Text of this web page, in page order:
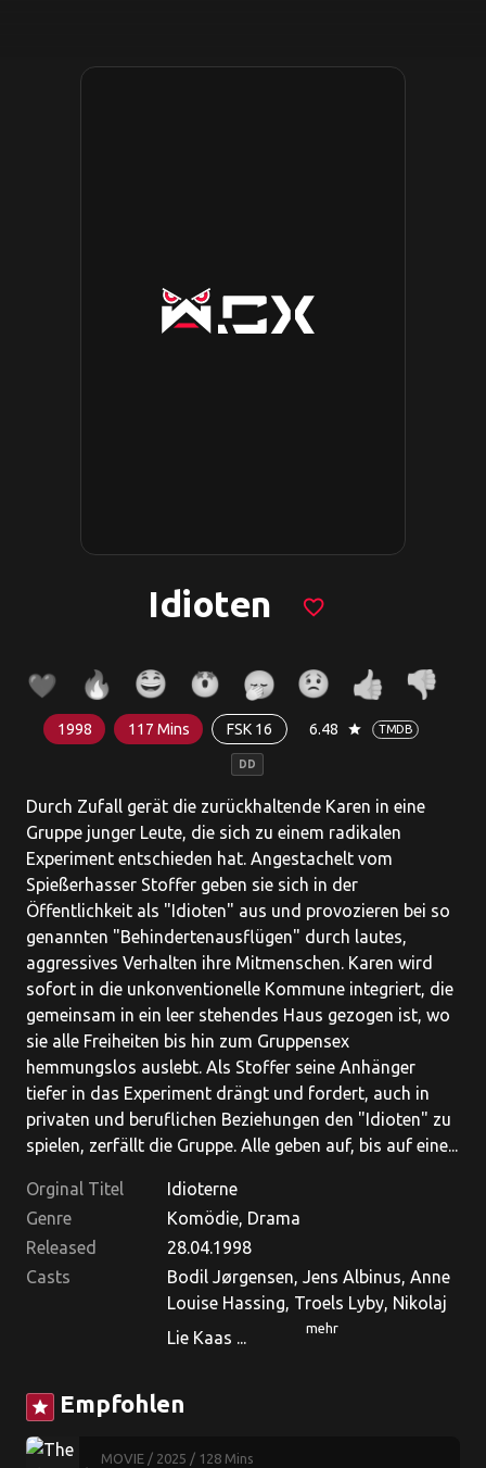
Idioten favorite_border
1998 117 Mins FSK 16 6.48 star TMDB
DD
Durch Zufall gerät die zurückhaltende Karen in eine
Gruppe junger Leute, die sich zu einem radikalen
Experiment entschieden hat. Angestachelt vom
Spießerhasser Stoffer geben sie sich in der
Öffentlichkeit als "Idioten" aus und provozieren bei so
genannten "Behindertenausflügen" durch lautes,
aggressives Verhalten ihre Mitmenschen. Karen wird
sofort in die unkonventionelle Kommune integriert, die
gemeinsam in ein leer stehendes Haus gezogen ist, wo
sie alle Freiheiten bis hin zum Gruppensex
hemmungslos auslebt. Als Stoffer seine Anhänger
tiefer in das Experiment drängt und fordert, auch in
privaten und beruflichen Beziehungen den "Idioten" zu
spielen, zerfällt die Gruppe. Alle geben auf, bis auf eine...
Orginal Titel
Idioterne
Genre
Komödie, Drama
Released
28.04.1998
Casts
Bodil Jørgensen, Jens Albinus, Anne
Louise Hassing, Troels Lyby, Nikolaj
Lie Kaas ...
mehr
star Empfohlen
MOVIE / 2025 / 128 Mins